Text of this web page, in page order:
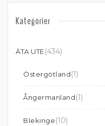
Kategorier
ÄTA UTE(434)
Östergötland(1)
Ångermanland(1)
Blekinge(10)